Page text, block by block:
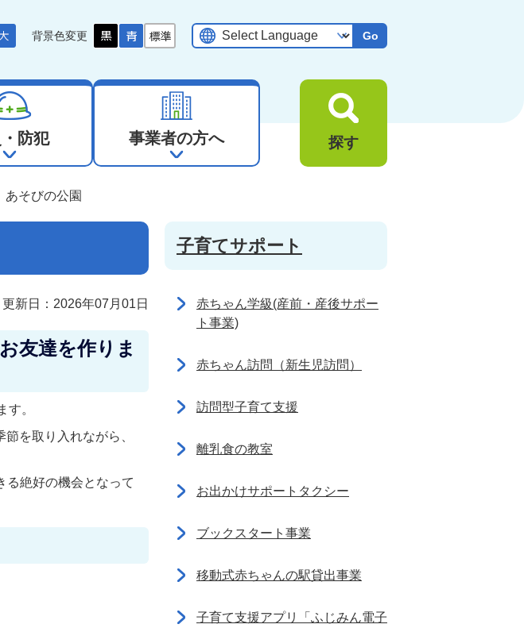
背景色変更 Go
防犯 事業者の方へ 探す
あそびの公園
更新日：2026年07月01日
友達を作りま
。
を取り入れながら、
る絶好の機会となって
子育てサポート
赤ちゃん学級(産前・産後サポー
ト事業)
赤ちゃん訪問（新生児訪問）
訪問型子育て支援
離乳食の教室
お出かけサポートタクシー
ブックスタート事業
移動式赤ちゃんの駅貸出事業
子育て支援アプリ「ふじみん電子